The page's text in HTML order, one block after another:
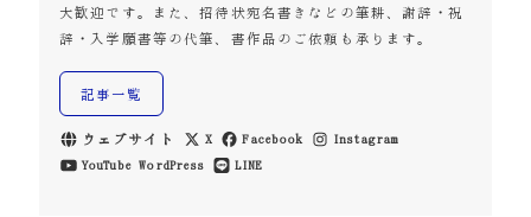
大歓迎です。また、招待状宛名書きなどの筆耕、謝辞・祝
辞・入学願書等の代筆、書作品のご依頼も承ります。
記事一覧
ウェブサイト X Facebook
Instagram
YouTube WordPress LINE